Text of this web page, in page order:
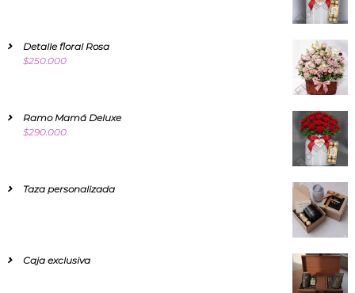
Detalle floral Rosa
$250.000
Ramo Mamá Deluxe
$290.000
Taza personalizada
Caja exclusiva